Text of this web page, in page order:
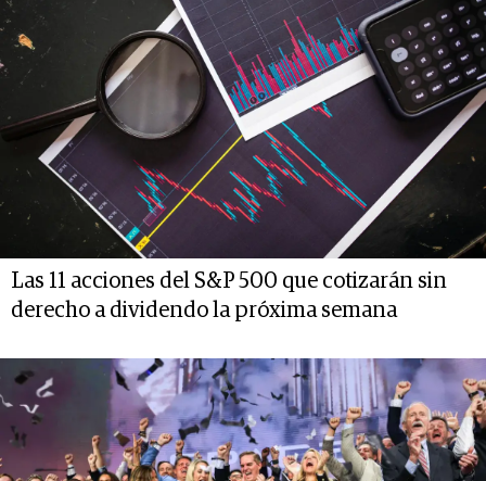
Las 11 acciones del S&P 500 que cotizarán sin
derecho a dividendo la próxima semana